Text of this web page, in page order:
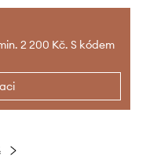
2 200 Kč. S kódem